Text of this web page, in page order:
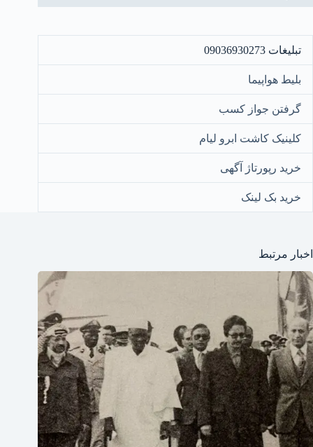
تبلیغات 09036930273
بلیط هواپیما
گرفتن جواز کسب
کلینیک کاشت ابرو لیام
خرید رپورتاژ آگهی
خرید بک لینک
اخبار مرتبط